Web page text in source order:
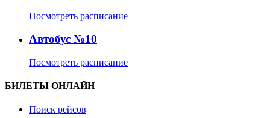
Посмотреть расписание
Автобус №10
Посмотреть расписание
БИЛЕТЫ ОНЛАЙН
Поиск рейсов